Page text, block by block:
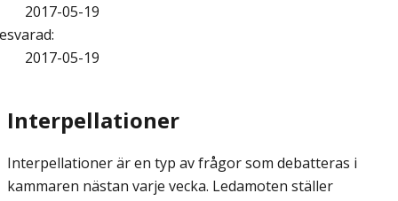
2017-05-19
:
2017-05-19
Interpellationer
Interpellationer är en typ av frågor som debatteras i
kammaren nästan varje vecka. Ledamoten ställer